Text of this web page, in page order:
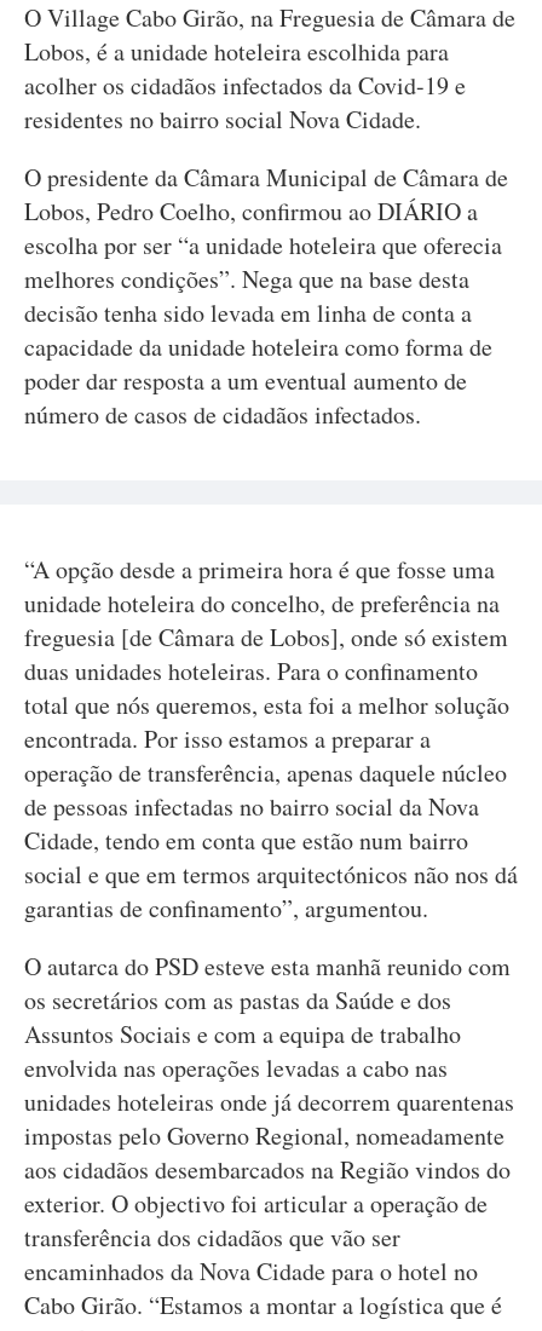
O Village Cabo Girão, na Freguesia de Câmara de
Lobos, é a unidade hoteleira escolhida para
acolher os cidadãos infectados da Covid-19 e
residentes no bairro social Nova Cidade.
O presidente da Câmara Municipal de Câmara de
Lobos, Pedro Coelho, confirmou ao DIÁRIO a
escolha por ser “a unidade hoteleira que oferecia
melhores condições”. Nega que na base desta
decisão tenha sido levada em linha de conta a
capacidade da unidade hoteleira como forma de
poder dar resposta a um eventual aumento de
número de casos de cidadãos infectados.
“A opção desde a primeira hora é que fosse uma
unidade hoteleira do concelho, de preferência na
freguesia [de Câmara de Lobos], onde só existem
duas unidades hoteleiras. Para o confinamento
total que nós queremos, esta foi a melhor solução
encontrada. Por isso estamos a preparar a
operação de transferência, apenas daquele núcleo
de pessoas infectadas no bairro social da Nova
Cidade, tendo em conta que estão num bairro
social e que em termos arquitectónicos não nos dá
garantias de confinamento”, argumentou.
O autarca do PSD esteve esta manhã reunido com
os secretários com as pastas da Saúde e dos
Assuntos Sociais e com a equipa de trabalho
envolvida nas operações levadas a cabo nas
unidades hoteleiras onde já decorrem quarentenas
impostas pelo Governo Regional, nomeadamente
aos cidadãos desembarcados na Região vindos do
exterior. O objectivo foi articular a operação de
transferência dos cidadãos que vão ser
encaminhados da Nova Cidade para o hotel no
Cabo Girão. “Estamos a montar a logística que é